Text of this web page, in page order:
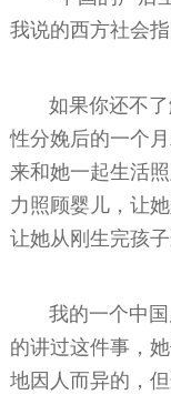
我说的西方社会指
如果你还不了
性分娩后的一个
来和她一起生活
力照顾婴儿，让
让她从刚生完孩
我的一个中国
的讲过这件事，
地因人而异的，